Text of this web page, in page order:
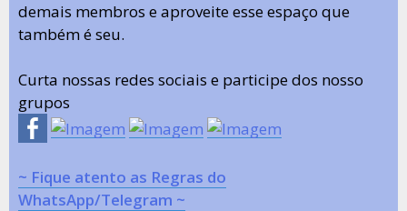
demais membros e aproveite esse espaço que
também é seu.
Curta nossas redes sociais e participe dos nosso
grupos
~ Fique atento as Regras do
WhatsApp/Telegram ~